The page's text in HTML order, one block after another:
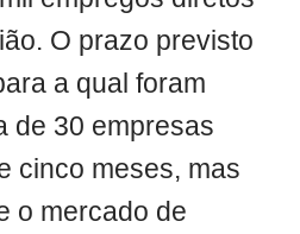
O prazo previsto
a qual foram
de 30 empresas
cinco meses, mas
o mercado de